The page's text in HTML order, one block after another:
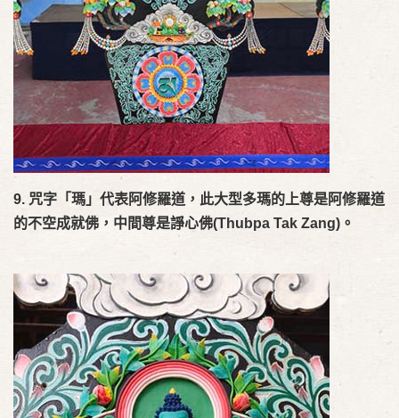
9. 咒字「瑪」代表阿修羅道，此大型多瑪的上尊是阿修羅道
的不空成就佛，中間尊是諍心佛(Thubpa Tak Zang) 。